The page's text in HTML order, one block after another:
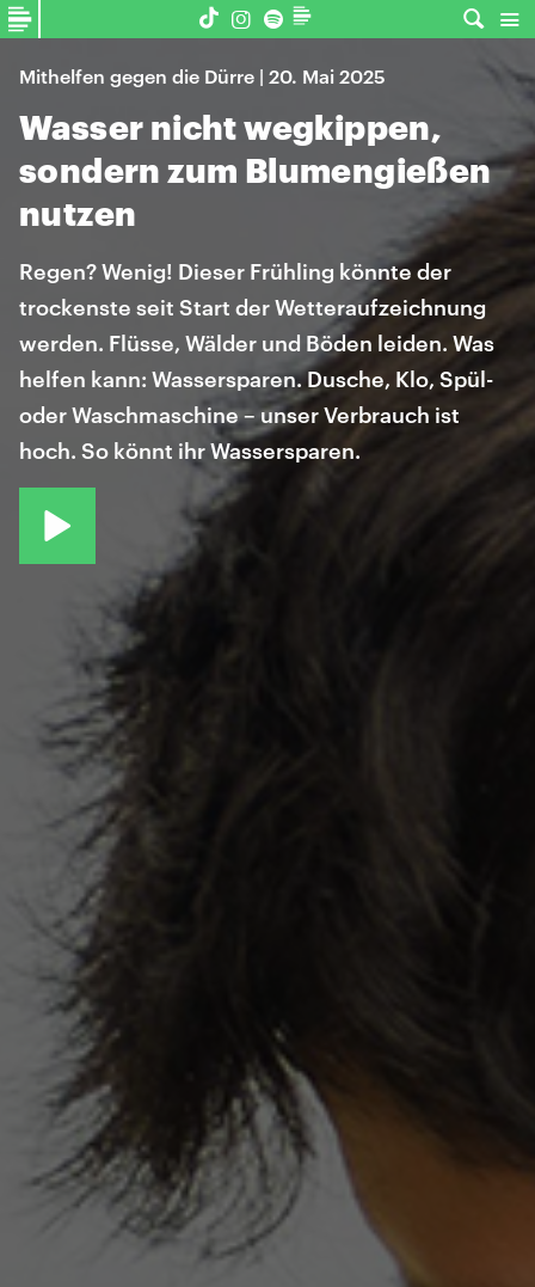
Mithelfen gegen die Dürre | 20. Mai 2025
Wasser nicht wegkippen,
sondern zum Blumengießen
nutzen
Regen? Wenig! Dieser Frühling könnte der
trockenste seit Start der Wetteraufzeichnung
werden. Flüsse, Wälder und Böden leiden. Was
helfen kann: Wassersparen. Dusche, Klo, Spül-
oder Waschmaschine – unser Verbrauch ist
hoch. So könnt ihr Wassersparen.